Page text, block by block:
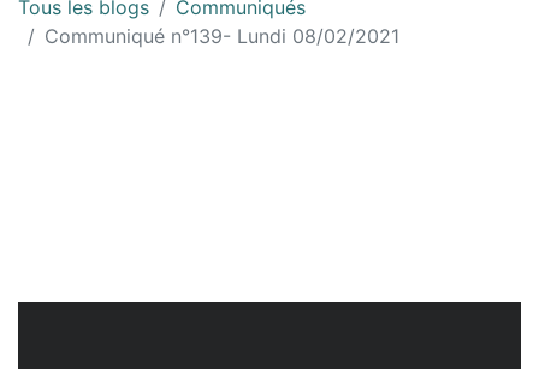
Tous les blogs
Communiqués
Communiqué n°139- Lundi 08/02/2021